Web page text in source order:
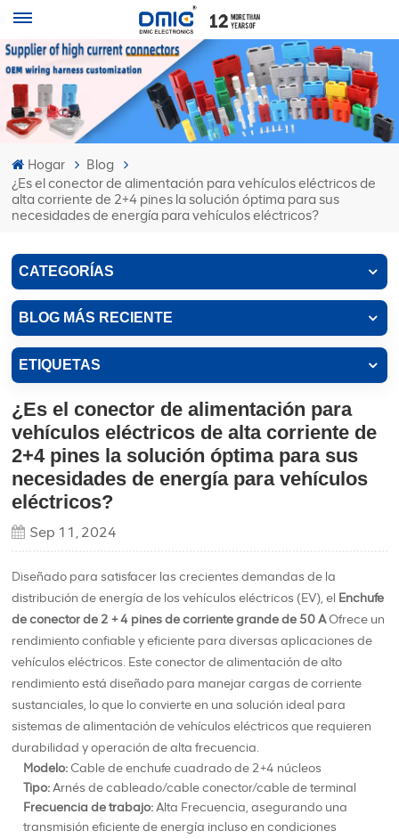
Hogar
Blog
¿Es el conector de alimentación para vehículos eléctricos de
alta corriente de 2+4 pines la solución óptima para sus
necesidades de energía para vehículos eléctricos?
CATEGORÍAS
BLOG MÁS RECIENTE
ETIQUETAS
¿Es el conector de alimentación para
vehículos eléctricos de alta corriente de
2+4 pines la solución óptima para sus
necesidades de energía para vehículos
eléctricos?
Sep 11, 2024
Diseñado para satisfacer las crecientes demandas de la
distribución de energía de los vehículos eléctricos (EV), el Enchufe
de conector de 2 + 4 pines de corriente grande de 50 AOfrece un
rendimiento confiable y eficiente para diversas aplicaciones de
vehículos eléctricos. Este conector de alimentación de alto
rendimiento está diseñado para manejar cargas de corriente
sustanciales, lo que lo convierte en una solución ideal para
sistemas de alimentación de vehículos eléctricos que requieren
durabilidad y operación de alta frecuencia.
Modelo: Cable de enchufe cuadrado de 2+4 núcleos
Tipo:Arnés de cableado/cable conector/cable de terminal
Frecuencia de trabajo:Alta Frecuencia, asegurando una
transmisión eficiente de energía incluso en condiciones